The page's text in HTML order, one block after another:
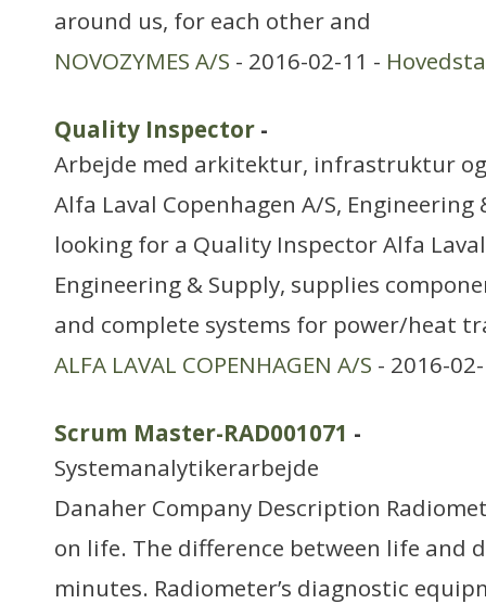
around us, for each other and
NOVOZYMES A/S - 2016-02-11 -
Quality Inspector -
Arbejde med arkitektur, infrastruktur
Alfa Laval Copenhagen A/S, Engineering
looking for a Quality Inspector Alfa
Engineering & Supply, supplies
and complete systems for power/heat
ALFA LAVAL COPENHAGEN A/S - 2016-
Scrum Master-RAD001071 -
Systemanalytikerarbejde
Danaher Company Description
on life. The difference between life and
minutes. Radiometer’s diagnostic